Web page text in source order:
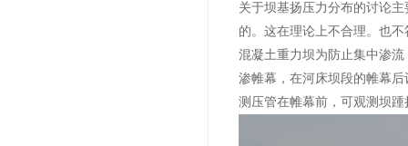
关于坝基扬压力分布的讨论
的。这在理论上不合理。也
混凝土重力坝为防止集中渗
渗帷幕，在河床坝段的帷幕
测压管在帷幕前，可观测坝